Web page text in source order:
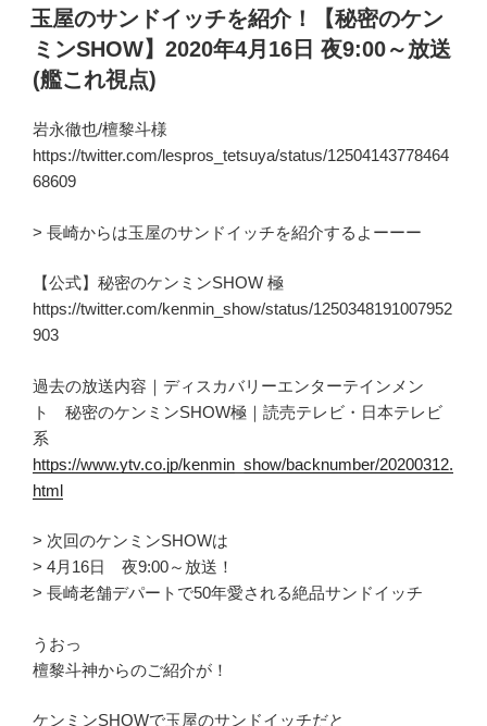
稿
日:
玉屋のサンドイッチを紹介！【秘密のケン
ミンSHOW】2020年4月16日 夜9:00～放送
(艦これ視点)
岩永徹也/檀黎斗様
https://twitter.com/lespros_tetsuya/status/12504143778464
68609
> 長崎からは玉屋のサンドイッチを紹介するよーーー
【公式】秘密のケンミンSHOW 極
https://twitter.com/kenmin_show/status/1250348191007952
903
過去の放送内容｜ディスカバリーエンターテインメン
ト 秘密のケンミンSHOW極｜読売テレビ・日本テレビ
系
https://www.ytv.co.jp/kenmin_show/backnumber/20200312.
html
> 次回のケンミンSHOWは
> 4月16日 夜9:00～放送！
> 長崎老舗デパートで50年愛される絶品サンドイッチ
うおっ
檀黎斗神からのご紹介が！
ケンミンSHOWで玉屋のサンドイッチだと